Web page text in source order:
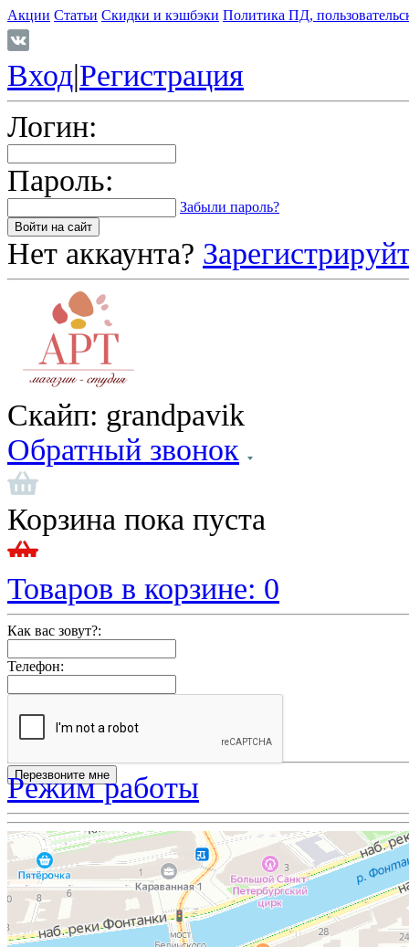
Акции Статьи Скидки и кэшбэки Политика ПД,
Вход|Регистрация
Логин:
Пароль:
Забыли пароль?
Нет аккаунта?
Скайп: grandpavik
Обратный звонок
Корзина пока пуста
Товаров в корзине: 0
Как вас зовут?:
Телефон:
Режим работы